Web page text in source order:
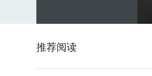
推荐阅读